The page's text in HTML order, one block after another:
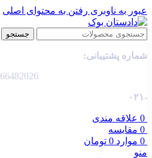
عبور به ناوبری رفتن به محتوای اصلی
جستجو
شماره پشتیبانی:
66482026
-۰۲۱
0 علاقه مندی
0 مقایسه
0 موارد 0 تومان
منو